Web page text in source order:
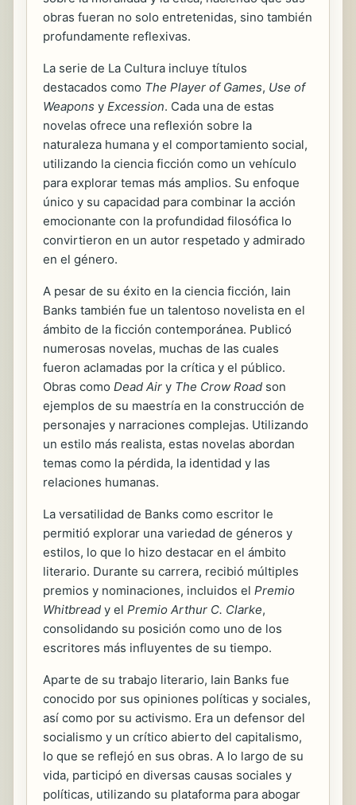
obras fueran no solo entretenidas, sino también
profundamente reflexivas.
La serie de La Cultura incluye títulos
destacados como The Player of Games, Use of
Weapons y Excession. Cada una de estas
novelas ofrece una reflexión sobre la
naturaleza humana y el comportamiento social,
utilizando la ciencia ficción como un vehículo
para explorar temas más amplios. Su enfoque
único y su capacidad para combinar la acción
emocionante con la profundidad filosófica lo
convirtieron en un autor respetado y admirado
en el género.
A pesar de su éxito en la ciencia ficción, Iain
Banks también fue un talentoso novelista en el
ámbito de la ficción contemporánea. Publicó
numerosas novelas, muchas de las cuales
fueron aclamadas por la crítica y el público.
Obras como Dead Air y The Crow Road son
ejemplos de su maestría en la construcción de
personajes y narraciones complejas. Utilizando
un estilo más realista, estas novelas abordan
temas como la pérdida, la identidad y las
relaciones humanas.
La versatilidad de Banks como escritor le
permitió explorar una variedad de géneros y
estilos, lo que lo hizo destacar en el ámbito
literario. Durante su carrera, recibió múltiples
premios y nominaciones, incluidos el Premio
Whitbread y el Premio Arthur C. Clarke,
consolidando su posición como uno de los
escritores más influyentes de su tiempo.
Aparte de su trabajo literario, Iain Banks fue
conocido por sus opiniones políticas y sociales,
así como por su activismo. Era un defensor del
socialismo y un crítico abierto del capitalismo,
lo que se reflejó en sus obras. A lo largo de su
vida, participó en diversas causas sociales y
políticas, utilizando su plataforma para abogar